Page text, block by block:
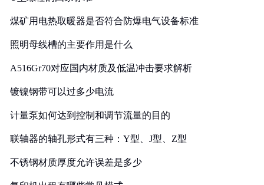
煤矿用电热取暖器是否符合防爆电气设备标准
照明母线槽的主要作用是什么
A516Gr70对应国内材质及低温冲击要求解析
镀镍钢带可以过多少电流
计量泵如何达到控制和调节流量的目的
联轴器的轴孔形式有三种：Y型、J型、Z型
不锈钢材质厚度允许误差是多少